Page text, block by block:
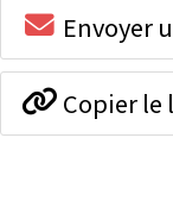
Envoyer
Copier le